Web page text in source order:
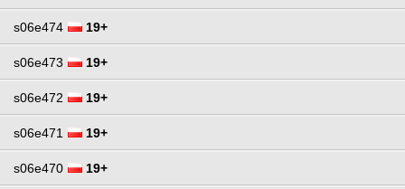
s06e474 19+
s06e473 19+
s06e472 19+
s06e471 19+
s06e470 19+